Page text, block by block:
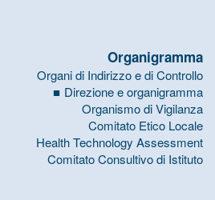
Organigramma
Organi di Indirizzo e di Controllo
Direzione e organigramma
Organismo di Vigilanza
Comitato Etico Locale
Health Technology Assessment
Comitato Consultivo di Istituto